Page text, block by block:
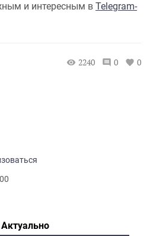
и интересным в Telegram-
2240 0 0
Актуально